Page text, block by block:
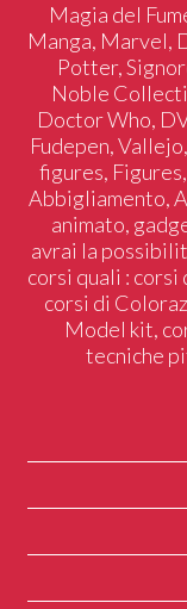
Magia del
Manga, Marvel,
Potter,
Noble
Doctor Who,
Fudepen,
figures,
Abbigliamento,
animato,
avrai la
corsi quali : corsi
corsi di
Model kit,
tecniche